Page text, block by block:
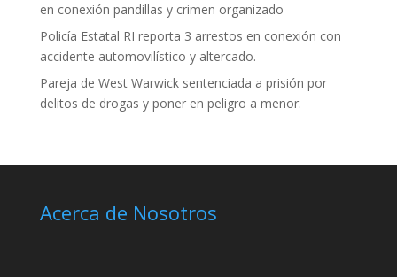
en conexión pandillas y crimen organizado
Policía Estatal RI reporta 3 arrestos en conexión con
accidente automovilístico y altercado.
Pareja de West Warwick sentenciada a prisión por
delitos de drogas y poner en peligro a menor.
Acerca de Nosotros